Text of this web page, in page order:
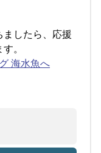
ましたら、応援
。